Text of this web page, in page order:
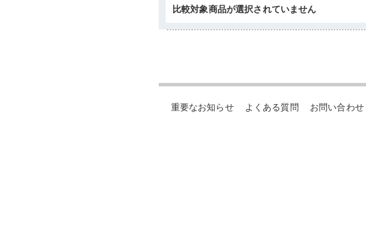
比較対象商品が選択されていません
重要なお知らせ よくある質問 お問い合わせ